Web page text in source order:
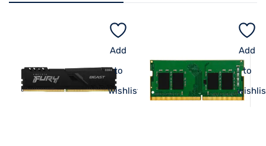
Add
to
wishlist
Add
to